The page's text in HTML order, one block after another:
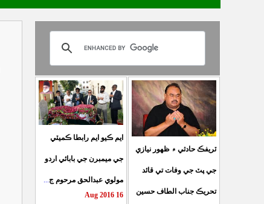
ايم ڪيو ايم رابطا ڪميٽي
جي ميمبرن جي بابائي اردو
مولوي عبدالحق مرحوم ج
16 Aug 2016
ٽريفڪ حادثي ۾ ظهور نيازي
جي پٽ جي وفات تي قائد
تحريڪ جناب الطاف حسين